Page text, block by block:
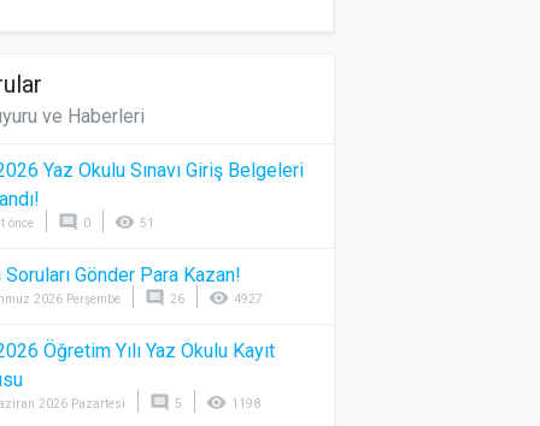
ve Haberleri
Yaz Okulu Sınavı Giriş Belgeleri
önce comment 0 visibility 51
Soruları Gönder Para Kazan!
2026 Perşembe comment 26 visibility 4927
Öğretim Yılı Yaz Okulu Kayıt
2026 Pazartesi comment 5 visibility 1198